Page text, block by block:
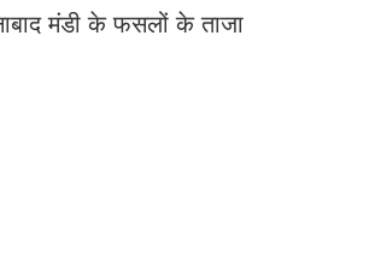
मंडी के फसलों के ताजा